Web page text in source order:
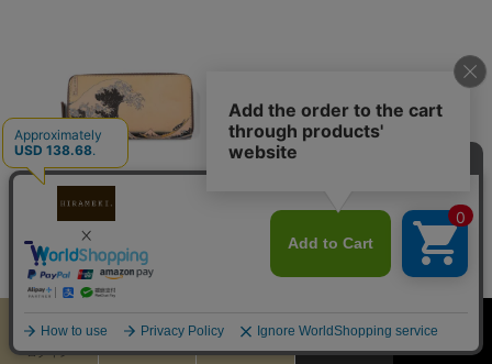
アートヌメレザー｜ラウ
ンドファスナー長財布
【波 葛飾北斎】
22,000円（税込）
ログイン